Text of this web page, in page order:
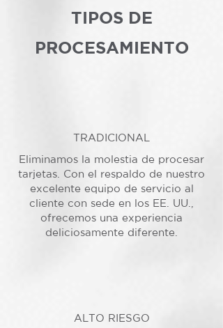
TIPOS DE
PROCESAMIENTO
TRADICIONAL
Eliminamos la molestia de procesar
tarjetas. Con el respaldo de nuestro
excelente equipo de servicio al
cliente con sede en los EE. UU.,
ofrecemos una experiencia
deliciosamente diferente.
ALTO RIESGO